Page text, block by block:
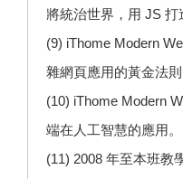
將統治世界，用 JS 打
(9) iThome Modern
雜網頁應用的黃金法則
(10) iThome Modern
端在人工智慧的應用。
(11) 2008 年至本班教